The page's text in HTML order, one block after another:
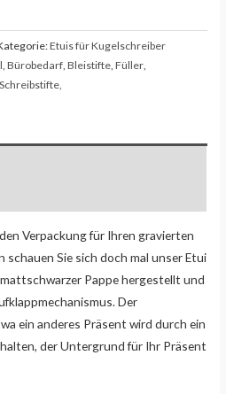
Etuis für Kugelschreiber
,Bürobedarf,Bleistifte,Füller,
Schreibstifte,
Verpackung für Ihren gravierten
schauen Sie sich doch mal unser Etui
Pappe hergestellt und
Der
ein anderes Präsent wird durch ein
der Untergrund für Ihr Präsent